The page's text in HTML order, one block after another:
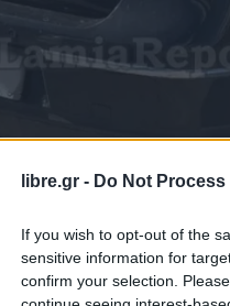
libre.gr - Do Not
If you wish to opt-out of the
sensitive information for
confirm your selection.
X Bluesky